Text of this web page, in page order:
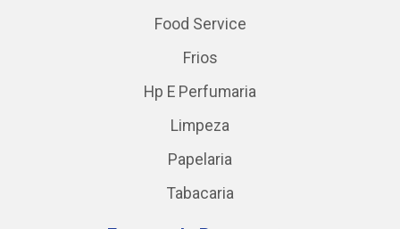
Food Service
Frios
Hp E Perfumaria
Limpeza
Papelaria
Tabacaria